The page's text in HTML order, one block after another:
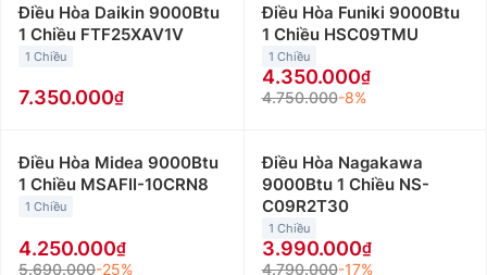
Điều Hòa Daikin 9000Btu
1 Chiều FTF25XAV1V
1 Chiều
7.350.000
Điều Hòa Funiki 9000Btu
1 Chiều HSC09TMU
1 Chiều
4.350.000
4.750.000-8%
Điều Hòa Midea 9000Btu
1 Chiều MSAFII-10CRN8
1 Chiều
4.250.000
5.690.000-25%
Điều Hòa Nagakawa
9000Btu 1 Chiều NS-
C09R2T30
1 Chiều
3.990.000
4.790.000-17%